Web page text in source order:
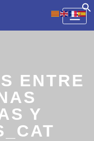
ENTRE
Y